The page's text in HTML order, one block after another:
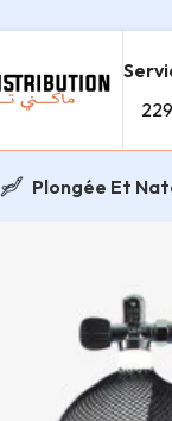
Plongée Et